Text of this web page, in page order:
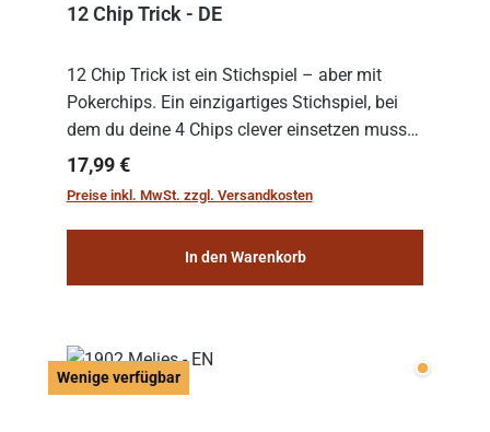
12 Chip Trick - DE
12 Chip Trick ist ein Stichspiel – aber mit
Pokerchips. Ein einzigartiges Stichspiel, bei
dem du deine 4 Chips clever einsetzen musst.
Wer die Chips mit dem höchsten Gesamtwert
hat, gewinnt die Runde. Aber Vorsicht: D...
Regulärer Preis:
17,99 €
Preise inkl. MwSt. zzgl. Versandkosten
In den Warenkorb
Wenige verfügbar Wenige